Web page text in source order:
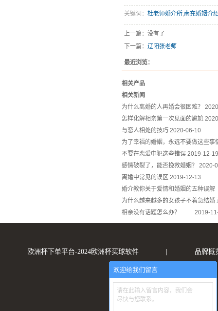
关键词： 杜老师婚介所,南充婚姻介
上一篇：没有了
下一篇： 辽阳张老师
最近浏览：
相关产品
相关新闻
为什么离婚的人再婚会很困难？
怎样化解相亲第一次见面的尴尬
与恋人相处的技巧 2020-06-10
为了幸福的婚姻，永远不要做这些事
不要在恋爱中犯这些错误 2019-12-19
感情破裂了，能否挽救婚姻？
2020-
离婚中常见的误区 2019-12-13
婚介教你关于爱情和婚姻的五种
为什么越来越多的女孩子不着急结婚
相亲没有话题怎么办？
2019-
欧洲杯下单平台-2024欧洲杯买球软件 品牌概
欢迎给我们留言
请在此输入留言内容，我们会
尽快与您联系。